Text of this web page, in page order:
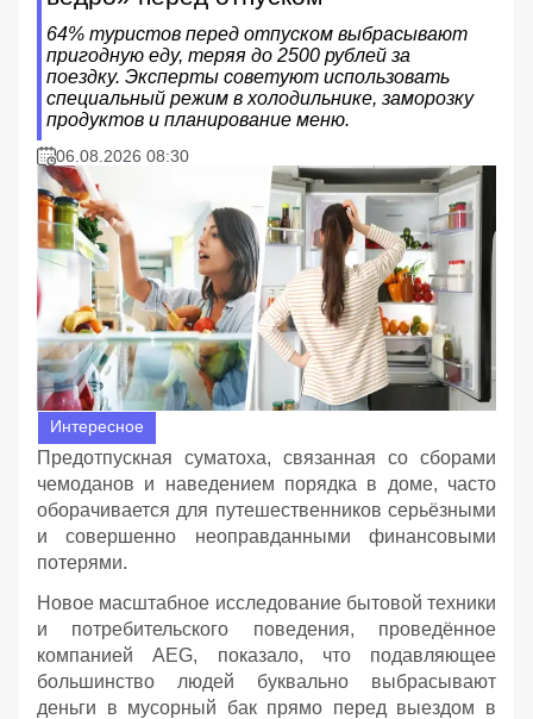
64% туристов перед отпуском выбрасывают
пригодную еду, теряя до 2500 рублей за
поездку. Эксперты советуют использовать
специальный режим в холодильнике, заморозку
продуктов и планирование меню.
06.08.2026 08:30
Интересное
Предотпускная суматоха, связанная со сборами
чемоданов и наведением порядка в доме, часто
оборачивается для путешественников серьёзными
и совершенно неоправданными финансовыми
потерями.
Новое масштабное исследование бытовой техники
и потребительского поведения, проведённое
компанией AEG, показало, что подавляющее
большинство людей буквально выбрасывают
деньги в мусорный бак прямо перед выездом в